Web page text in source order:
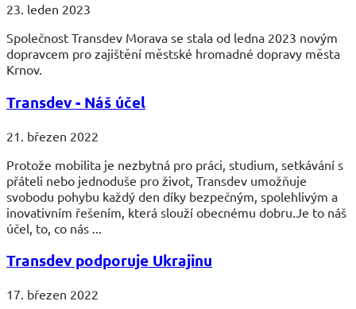
23. leden 2023
Společnost Transdev Morava se stala od ledna 2023 novým
dopravcem pro zajištění městské hromadné dopravy města
Krnov.
Transdev - Náš účel
21. březen 2022
Protože mobilita je nezbytná pro práci, studium, setkávání s
přáteli nebo jednoduše pro život, Transdev umožňuje
svobodu pohybu každý den díky bezpečným, spolehlivým a
inovativním řešením, která slouží obecnému dobru.Je to náš
účel, to, co nás ...
Transdev podporuje Ukrajinu
17. březen 2022